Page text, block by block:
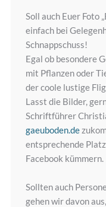
Soll auch Euer Foto
einfach bei
Schnappschuss!
Egal ob besondere
mit Pflanzen oder
der coole lustige
Lasst die Bilder,
Schriftführer
gaeuboden.de
entsprechende
Facebook kümmern.
Sollten auch
gehen wir davon